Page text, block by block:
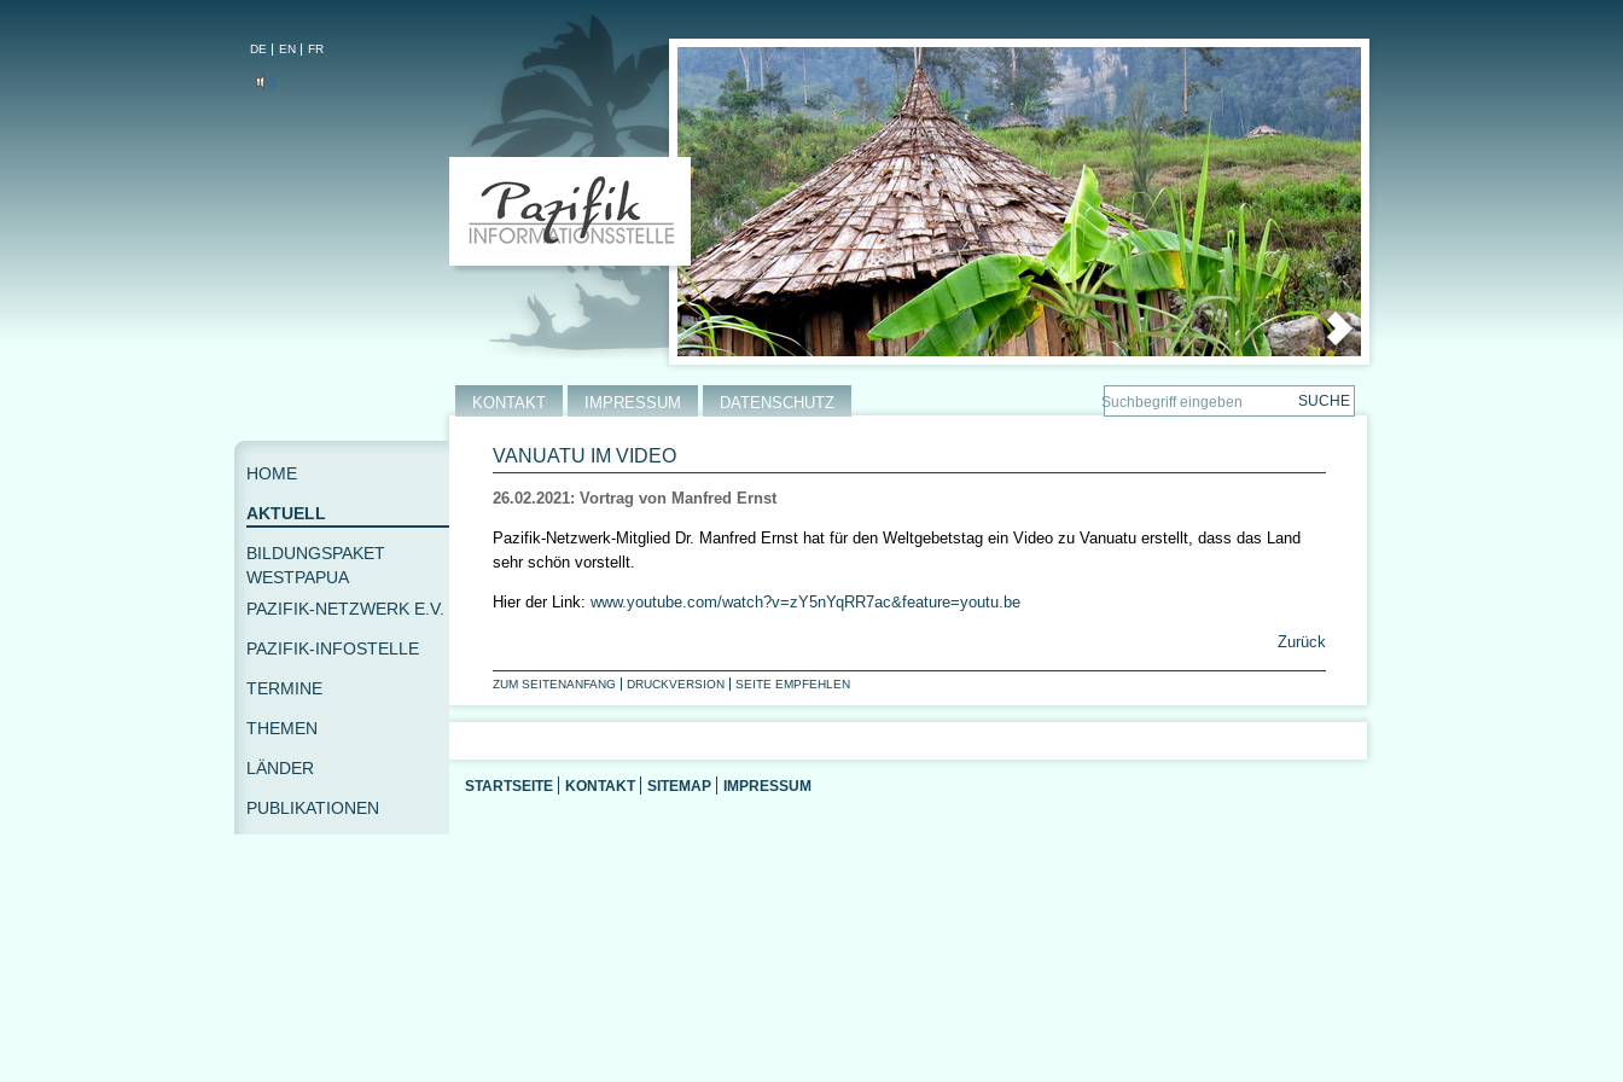
DE EN FR
VANUATU IM VIDEO
26.02.2021: Vortrag von Manfred Ernst
Pazifik-Netzwerk-Mitglied Dr. Manfred Ernst hat für den Weltgebetstag ein Video zu Vanuatu erstellt, dass das Land
sehr schön vorstellt.
Hier der Link: www.youtube.com/watch?v=zY5nYqRR7ac&feature=youtu.be
Zurück
ZUM SEITENANFANG DRUCKVERSION SEITE EMPFEHLEN
STARTSEITE KONTAKT SITEMAP IMPRESSUM
KONTAKT IMPRESSUM DATENSCHUTZ
HOME
AKTUELL
BILDUNGSPAKET
WESTPAPUA
PAZIFIK-NETZWERK E.V.
PAZIFIK-INFOSTELLE
TERMINE
THEMEN
LÄNDER
PUBLIKATIONEN